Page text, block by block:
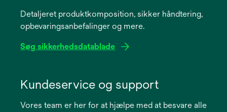
newDetaljeret produktkomposition, sikker håndtering,
opbevaringsanbefalinger og mere.
Søg sikkerhedsdatablade
new
Kundeservice og support
Vores team er her for at hjælpe med at besvare alle